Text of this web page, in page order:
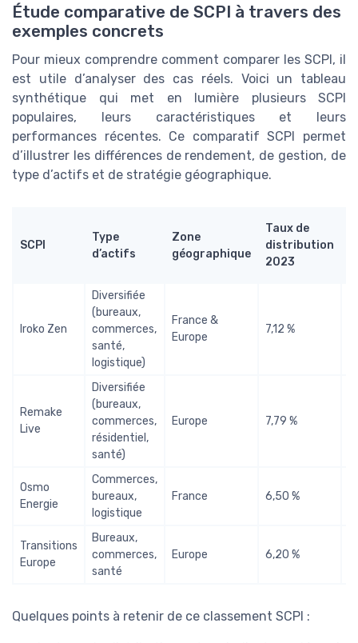
Étude comparative de SCPI à travers des
exemples concrets
Pour mieux comprendre comment comparer les SCPI, il
est utile d’analyser des cas réels. Voici un tableau
synthétique qui met en lumière plusieurs SCPI
populaires, leurs caractéristiques et leurs
performances récentes. Ce comparatif SCPI permet
d’illustrer les différences de rendement, de gestion, de
type d’actifs et de stratégie géographique.
SCPI
Type
d’actifs
Zone
géographique
Taux de
distribution
2023
Iroko Zen
Diversifiée
(bureaux,
commerces,
santé,
logistique)
France &
Europe
7,12 %
Remake
Live
Diversifiée
(bureaux,
commerces,
résidentiel,
santé)
Europe 7,79 %
Osmo
Energie
Commerces,
bureaux,
logistique
France 6,50 %
Transitions
Europe
Bureaux,
commerces,
santé
Europe 6,20 %
Quelques points à retenir de ce classement SCPI :